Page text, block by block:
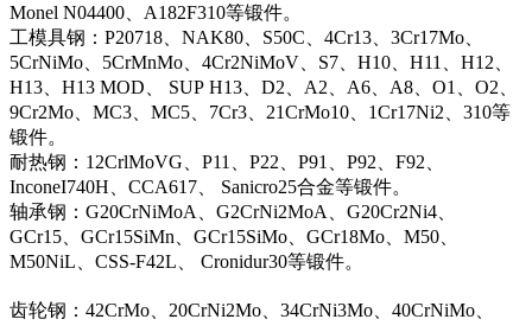
Monel N04400、A182F310等锻件。
工模具钢：P20718、NAK80、S50C、4Cr13、3Cr17Mo、
5CrNiMo、5CrMnMo、4Cr2NiMoV、S7、H10、H11、H12、
H13、H13 MOD、 SUP H13、D2、A2、A6、A8、O1、O2、
9Cr2Mo、MC3、MC5、7Cr3、21CrMo10、1Cr17Ni2、310等
锻件。
耐热钢：12CrlMoVG、P11、P22、P91、P92、F92、
InconeI740H、CCA617、 Sanicro25合金等锻件。
轴承钢：G20CrNiMoA、G2CrNi2MoA、G20Cr2Ni4、
GCr15、GCr15SiMn、GCr15SiMo、GCr18Mo、M50、
M50NiL、CSS-F42L、 Cronidur30等锻件。
齿轮钢：42CrMo、20CrNi2Mo、34CrNi3Mo、40CrNiMo、